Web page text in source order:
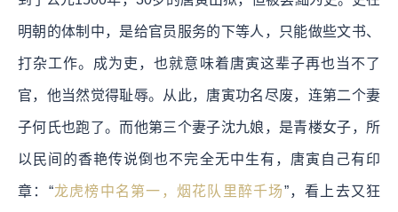
明朝的体制中，是给官员服务的下等人，只能做些文书、
打杂工作。成为吏，也就意味着唐寅这辈子再也当不了
官，他当然觉得耻辱。从此，唐寅功名尽废，连第二个妻
子何氏也跑了。而他第三个妻子沈九娘，是青楼女子，所
以民间的香艳传说倒也不完全无中生有，唐寅自己有印
章：“龙虎榜中名第一，烟花队里醉千场”，看上去又狂